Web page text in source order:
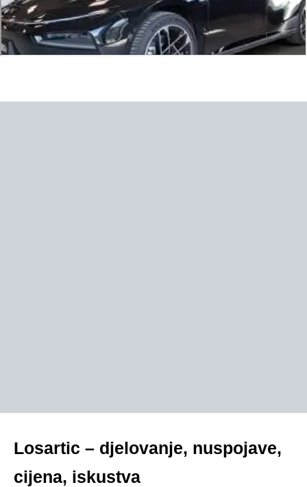
Losartic – djelovanje, nuspojave,
cijena, iskustva